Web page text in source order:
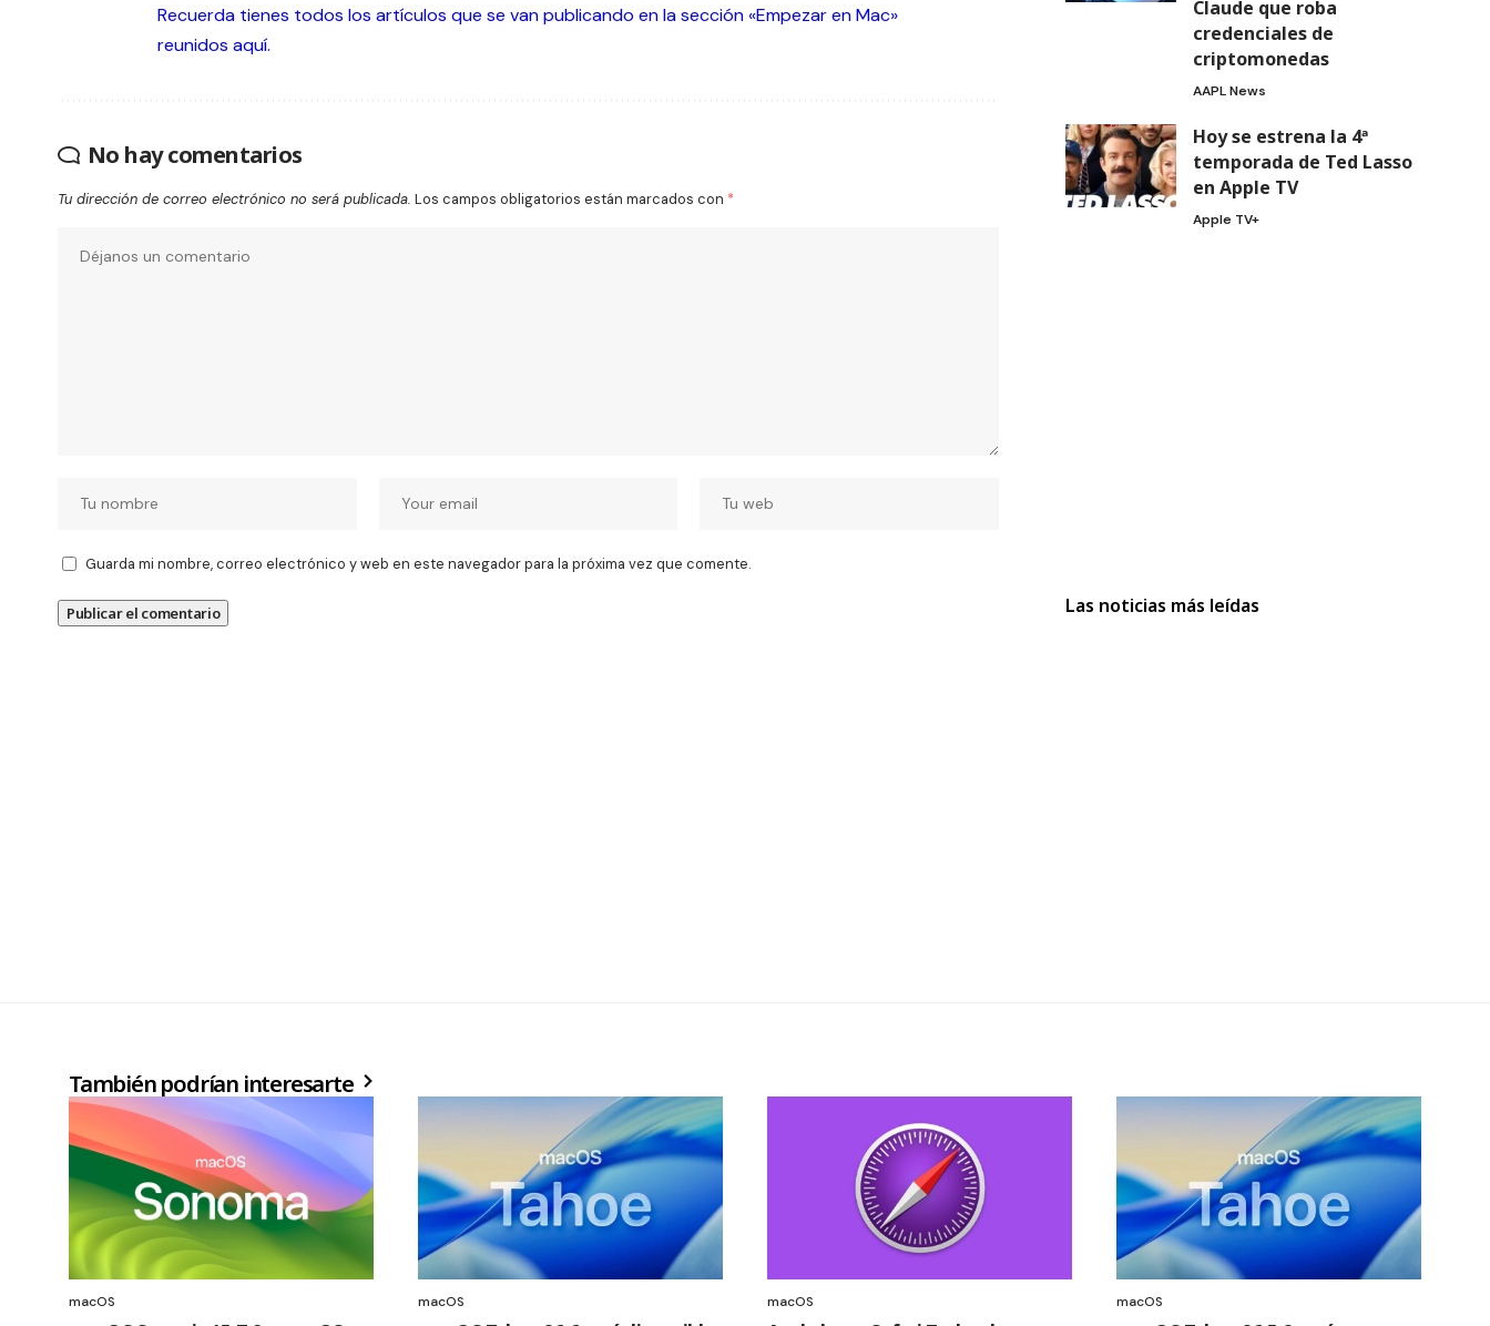
Recuerda tienes todos los artículos que se van publicando en la sección «Empezar en Mac»
reunidos aquí.
No hay comentarios
Tu dirección de correo electrónico no será publicada. Los campos obligatorios están marcados con *
Guarda mi nombre, correo electrónico y web en este navegador para la próxima vez que comente.
Claude que roba
credenciales de
criptomonedas
AAPL News
Hoy se estrena la 4ª
temporada de Ted Lasso
en Apple TV
Apple TV+
Las noticias más leídas
También podrían interesarte
macOS macOS macOS macOS